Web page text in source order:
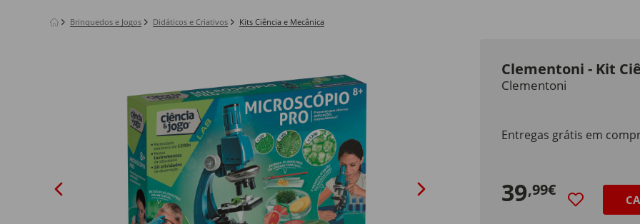
Brinquedos e Jogos Didáticos e Criativos Kits Ciência e Mecânica
Clementoni - Kit
Clementoni
Entregas grátis em
39,99€